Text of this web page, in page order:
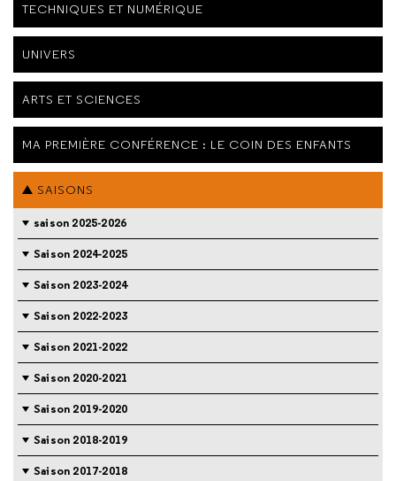
TECHNIQUES ET NUMÉRIQUE
UNIVERS
ARTS ET SCIENCES
MA PREMIÈRE CONFÉRENCE : LE COIN DES ENFANTS
SAISONS
saison 2025-2026
Saison 2024-2025
Saison 2023-2024
Saison 2022-2023
Saison 2021-2022
Saison 2020-2021
Saison 2019-2020
Saison 2018-2019
Saison 2017-2018